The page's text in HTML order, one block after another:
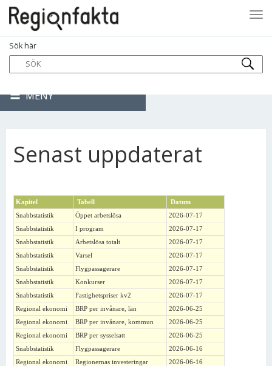
Sök här
MENY
Senast uppdaterat
Kapitel Tabell
Datum
Snabbstatistik
Öppet arbetslösa
2026-07-17
Snabbstatistik
I program
2026-07-17
Snabbstatistik
Arbetslösa totalt
2026-07-17
Snabbstatistik
Varsel
2026-07-17
Snabbstatistik
Flygpassagerare
2026-07-17
Snabbstatistik
Konkurser
2026-07-17
Snabbstatistik
Fastighetspriser kv2
2026-07-17
Regional ekonomi
BRP per invånare, län
2026-06-25
Regional ekonomi
BRP per invånare, kommun
2026-06-25
Regional ekonomi
BRP per sysselsatt
2026-06-25
Snabbstatistik
Flygpassagerare
2026-06-16
Regional ekonomi
Regionernas investeringar
2026-06-16